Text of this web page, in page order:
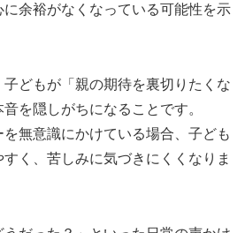
余裕がなくなっている可能性を示
どもが「親の期待を裏切りたくな
を隠しがちになることです。
無意識にかけている場合、子ども
く、苦しみに気づきにくくなりま